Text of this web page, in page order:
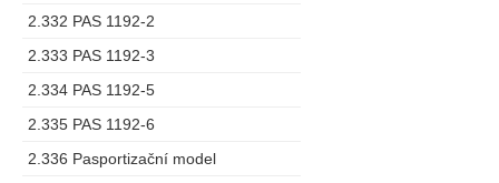
2.332 PAS 1192-2
2.333 PAS 1192-3
2.334 PAS 1192-5
2.335 PAS 1192-6
2.336 Pasportizační model